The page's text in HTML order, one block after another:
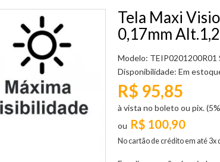
Tela Maxi
0,17mm
Modelo: TEIP0201200R01
Disponibilidade: Em
R$ 100,90
No cartão de crédito em até 3x
R$ 95,85
à vista no boleto ou pix.